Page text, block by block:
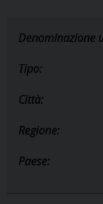
Denominazione
Tipo:
Città:
Regione:
Paese: